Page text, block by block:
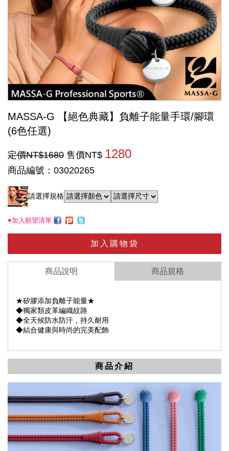
MASSA-G 【絕色典藏】負離子能量手環/腳環
(6色任選)
定價NT$1680 售價NT$ 1280
商品編號：03020265
請選擇規格
♥加入願望清單
加入購物袋
商品說明 商品規格
★矽膠添加負離子能量★
◆獨家類皮革編織紋路
◆全天候防水防汗，持久耐用
◆結合健康與時尚的完美配飾
商品介紹